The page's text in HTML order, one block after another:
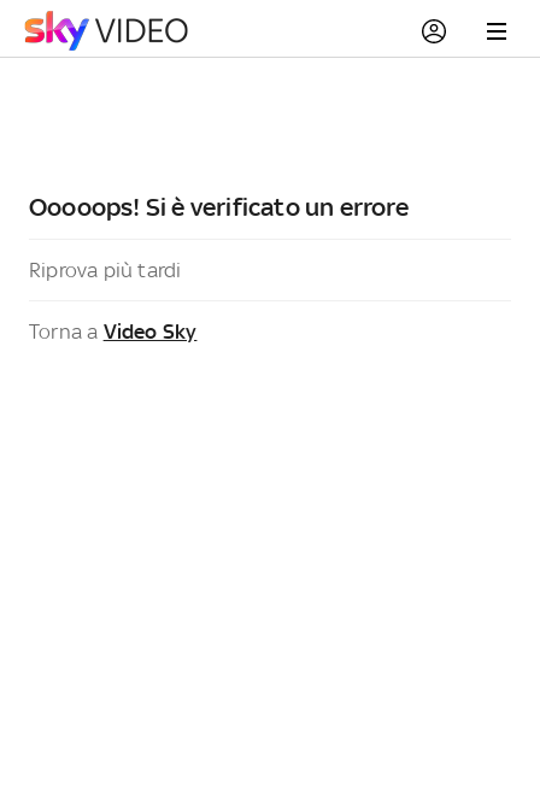
Ooooops! Si è verificato un errore
Riprova più tardi
Torna a Video Sky